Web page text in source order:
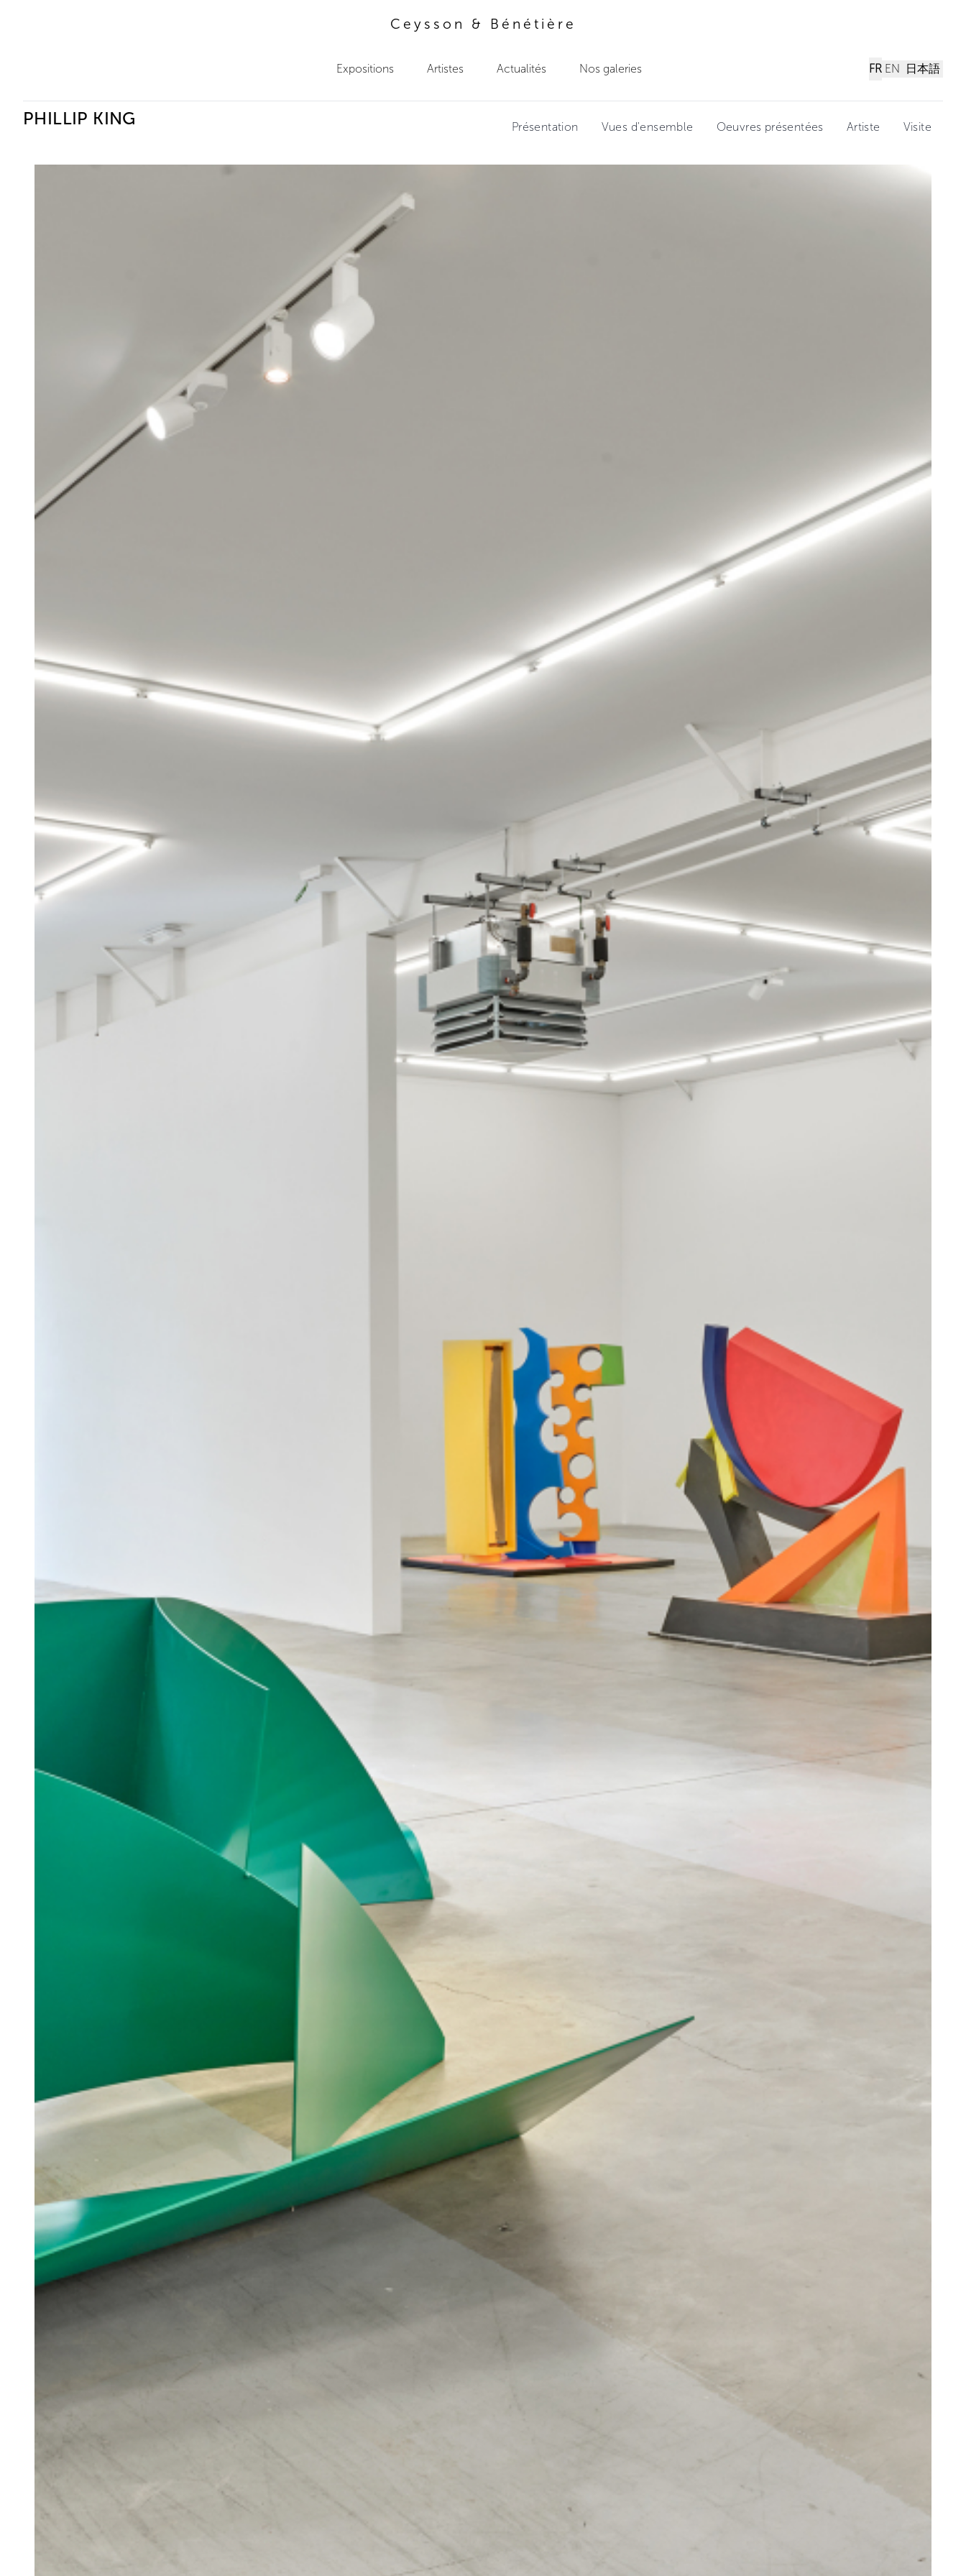
Ceysson & Bénétière
Expositions Artistes Actualités Nos galeries FR EN 日本語
PHILLIP KING Présentation Vues d'ensemble Oeuvres présentées Artiste Visite